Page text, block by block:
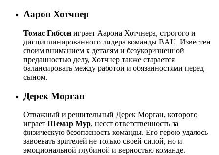
Аарон Хотчнер
Томас Гибсон играет Аарона Хотчнера, строгого и
дисциплинированного лидера команды BAU. Известен
своим вниманием к деталям и безукоризненной
преданностью делу, Хотчнер также старается
балансировать между работой и обязанностями перед
сыном.
Дерек Морган
Отважный и решительный Дерек Морган, которого
играет Шемар Мур, несет ответственность за
физическую безопасность команды. Его герою удалось
завоевать зрителей не только своей силой, но и
эмоциональной глубиной и верностью команде.